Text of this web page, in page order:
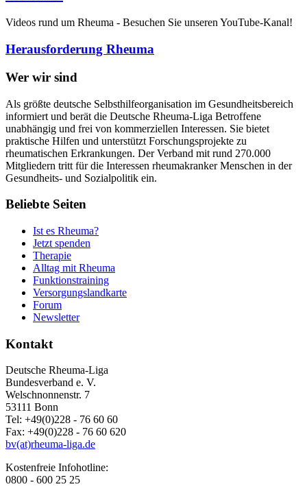
Videos rund um Rheuma - Besuchen Sie unseren YouTube-Kanal!
Herausforderung Rheuma
Wer wir sind
Als größte deutsche Selbsthilfeorganisation im Gesundheitsbereich
informiert und berät die Deutsche Rheuma-Liga Betroffene
unabhängig und frei von kommerziellen Interessen. Sie bietet
praktische Hilfen und unterstützt Forschungsprojekte zu
rheumatischen Erkrankungen. Der Verband mit rund 270.000
Mitgliedern tritt für die Interessen rheumakranker Menschen in der
Gesundheits- und Sozialpolitik ein.
Beliebte Seiten
Ist es Rheuma?
Jetzt spenden
Therapie
Alltag mit Rheuma
Funktionstraining
Versorgungslandkarte
Forum
Newsletter
Kontakt
Deutsche Rheuma-Liga
Bundesverband e. V.
Welschnonnenstr. 7
53111 Bonn
Tel: +49(0)228 - 76 60 60
Fax: +49(0)228 - 76 60 620
bv(at)rheuma-liga.de
Kostenfreie Infohotline:
0800 - 600 25 25